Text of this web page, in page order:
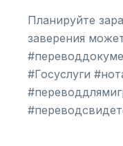
Планируйте
заверения
#Госуслуги